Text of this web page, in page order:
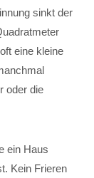
sinkt der
eine kleine
oder die
ein Haus
Kein Frieren